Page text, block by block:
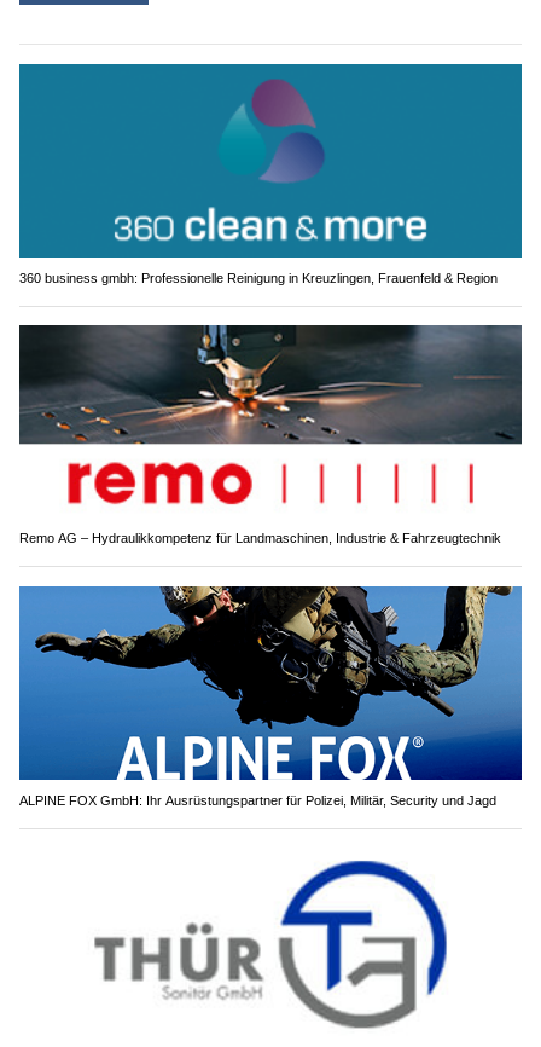
360 business gmbh: Professionelle Reinigung in Kreuzlingen, Frauenfeld & Region
Remo AG – Hydraulikkompetenz für Landmaschinen, Industrie & Fahrzeugtechnik
ALPINE FOX GmbH: Ihr Ausrüstungspartner für Polizei, Militär, Security und Jagd